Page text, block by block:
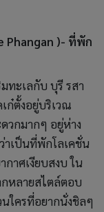
Phangan )- ที่พัก
ทะเลกับ บุรี รสา
ก๋ตั้งอยู่บริเวณ
วกมากๆ อยู่ห่าง
าเป็นที่พักโลเคชั่น
กาศเงียบสงบ ใน
หลายสไตล์ตอบ
ใครที่อยากนั่งชิลๆ